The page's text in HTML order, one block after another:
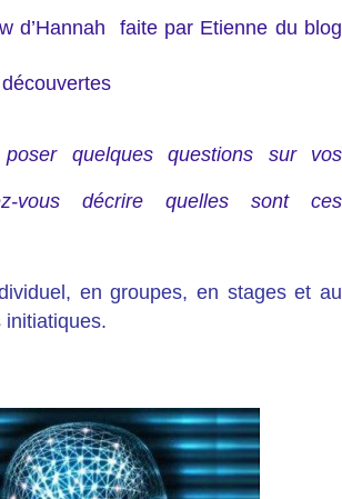
d’Hannah faite par Etienne du blog
poser quelques questions sur vos
vous décrire quelles sont ces
en groupes, en stages et au
initiatiques.